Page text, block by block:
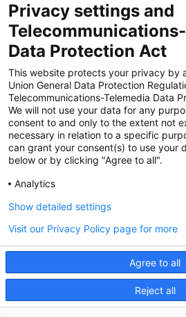
Zertifiziert für das
entsystem unter TU4®
Zertifiziert für das QM-
ISO 9001: 2015, Reg.-
durch TÜV NORD CERT
Zertifiziert für
Zertifiziert als
öffentliche Aufträge
im Auftrag der IHK und
kammern in Bayern
Privacy settings and
Data Protection Act
This website protects your privacy by
Union General Data Protection
Telecommunications-Telemedia Data
We will not use your data for any
consent to and only to the extent not
necessary in relation to a specific
can grant your consent(s) to use your
below or by clicking "Agree to all".
Analytics
Agree to all
Reject all
Show detailed settings
Visit our Privacy Policy page for more